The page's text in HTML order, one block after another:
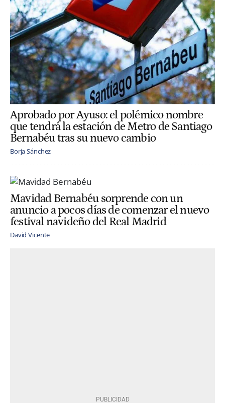
Aprobado por Ayuso: el polémico nombre
que tendrá la estación de Metro de Santiago
Bernabéu tras su nuevo cambio
Borja Sánchez
Mavidad Bernabéu sorprende con un
anuncio a pocos días de comenzar el nuevo
festival navideño del Real Madrid
David Vicente